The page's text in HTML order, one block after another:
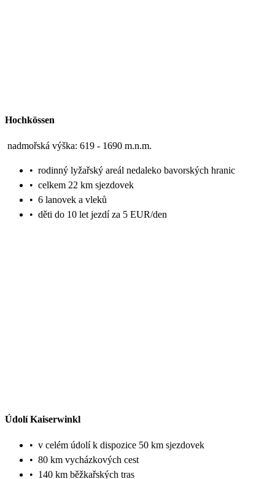
Hochkössen
nadmořská výška: 619 - 1690 m.n.m.
• rodinný lyžařský areál nedaleko bavorských hranic
• celkem 22 km sjezdovek
• 6 lanovek a vleků
• děti do 10 let jezdí za 5 EUR/den
Údolí Kaiserwinkl
• v celém údolí k dispozice 50 km sjezdovek
• 80 km vycházkových cest
• 140 km běžkařských tras